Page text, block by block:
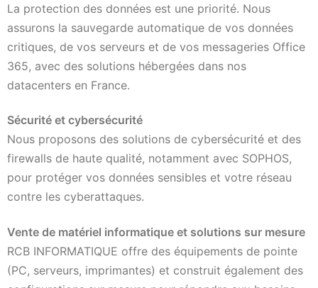
La protection des données est une priorité. Nous
assurons la sauvegarde automatique de vos données
critiques, de vos serveurs et de vos messageries Office
365, avec des solutions hébergées dans nos
datacenters en France.
Sécurité et cybersécurité
Nous proposons des solutions de cybersécurité et des
firewalls de haute qualité, notamment avec SOPHOS,
pour protéger vos données sensibles et votre réseau
contre les cyberattaques.
Vente de matériel informatique et solutions sur mesure
RCB INFORMATIQUE offre des équipements de pointe
(PC, serveurs, imprimantes) et construit également des